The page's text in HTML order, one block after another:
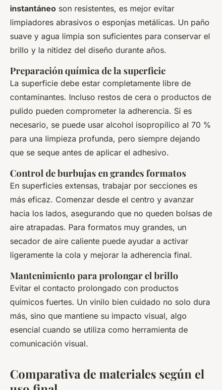
instantáneo son resistentes, es mejor evitar
limpiadores abrasivos o esponjas metálicas. Un paño
suave y agua limpia son suficientes para conservar el
brillo y la nitidez del diseño durante años.
Preparación química de la superficie
La superficie debe estar completamente libre de
contaminantes. Incluso restos de cera o productos de
pulido pueden comprometer la adherencia. Si es
necesario, se puede usar alcohol isopropílico al 70 %
para una limpieza profunda, pero siempre dejando
que se seque antes de aplicar el adhesivo.
Control de burbujas en grandes formatos
En superficies extensas, trabajar por secciones es
más eficaz. Comenzar desde el centro y avanzar
hacia los lados, asegurando que no queden bolsas de
aire atrapadas. Para formatos muy grandes, un
secador de aire caliente puede ayudar a activar
ligeramente la cola y mejorar la adherencia final.
Mantenimiento para prolongar el brillo
Evitar el contacto prolongado con productos
químicos fuertes. Un vinilo bien cuidado no solo dura
más, sino que mantiene su impacto visual, algo
esencial cuando se utiliza como herramienta de
comunicación visual.
Comparativa de materiales según el